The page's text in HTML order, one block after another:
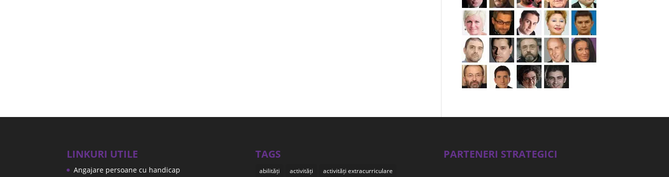
LINKURI UTILE
Angajare persoane cu handicap
TAGS
abilități activități
activități extracurriculare
PARTENERI STRATEGICI